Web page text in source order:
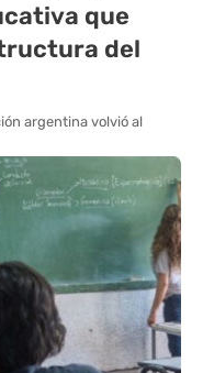
que
del
argentina volvió al